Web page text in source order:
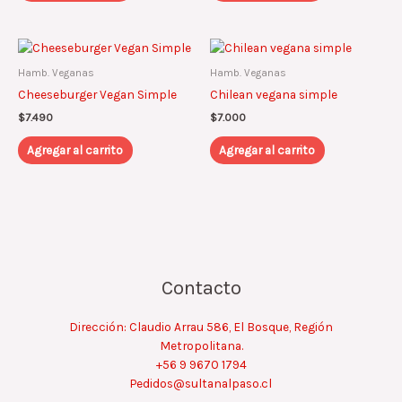
Hamb. Veganas
Cheeseburger Vegan Simple
$7.490
Agregar al carrito
Hamb. Veganas
Chilean vegana simple
$7.000
Agregar al carrito
Contacto
Dirección: Claudio Arrau 586, El Bosque, Región
Metropolitana.
+56 9 9670 1794
Pedidos@sultanalpaso.cl